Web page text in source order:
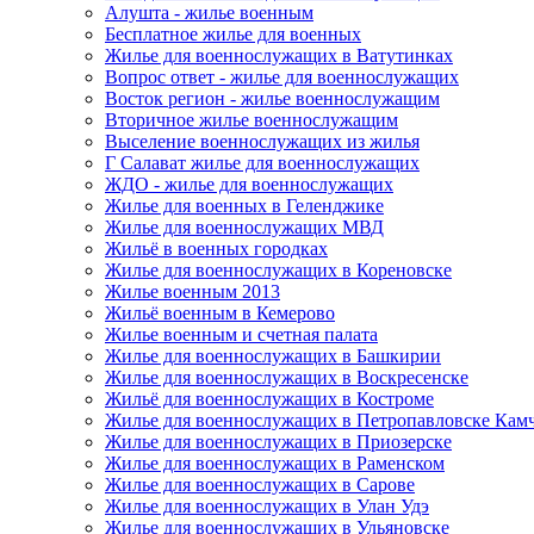
Алушта - жилье военным
Бесплатное жилье для военных
Жилье для военнослужащих в Ватутинках
Вопрос ответ - жилье для военнослужащих
Восток регион - жилье военнослужащим
Вторичное жилье военнослужащим
Выселение военнослужащих из жилья
Г Салават жилье для военнослужащих
ЖДО - жилье для военнослужащих
Жилье для военных в Геленджике
Жилье для военнослужащих МВД
Жильё в военных городках
Жилье для военнослужащих в Кореновске
Жилье военным 2013
Жильё военным в Кемерово
Жилье военным и счетная палата
Жилье для военнослужащих в Башкирии
Жилье для военнослужащих в Воскресенске
Жильё для военнослужащих в Костроме
Жилье для военнослужащих в Петропавловске
Жилье для военнослужащих в Приозерске
Жилье для военнослужащих в Раменском
Жилье для военнослужащих в Сарове
Жилье для военнослужащих в Улан Удэ
Жилье для военнослужащих в Ульяновске